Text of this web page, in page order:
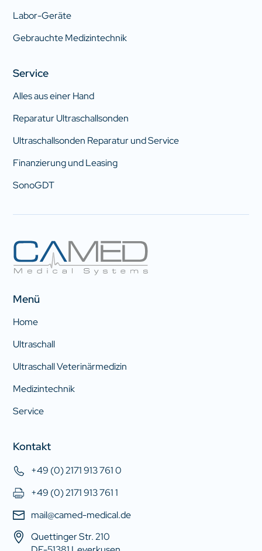
Labor-Geräte
Gebrauchte Medizintechnik
Service
Alles aus einer Hand
Reparatur Ultraschallsonden
Ultraschallsonden Reparatur und Service
Finanzierung und Leasing
SonoGDT
Menü
Home
Ultraschall
Ultraschall Veterinärmedizin
Medizintechnik
Service
Kontakt
+49 (0) 2171 913 761 0
+49 (0) 2171 913 761 1
mail@camed-medical.de
Quettinger Str. 210